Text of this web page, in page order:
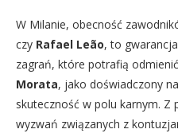
W Milanie, obecność
czy Rafael Leão, to
zagrań, które potrafią
Morata, jako doświadczony
skuteczność w polu karnym. Z
wyzwań związanych z